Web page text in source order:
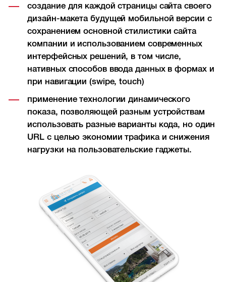
создание для каждой страницы сайта своего
дизайн-макета будущей мобильной версии с
сохранением основной стилистики сайта
компании и использованием современных
интерфейсных решений, в том числе,
нативных способов ввода данных в формах и
при навигации (swipe, touch)
применение технологии динамического
показа, позволяющей разным устройствам
использовать разные варианты кода, но один
URL с целью экономии трафика и снижения
нагрузки на пользовательские гаджеты.